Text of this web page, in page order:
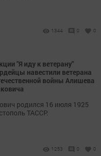
1344 0 0
"Я иду к ветерану"
навестили ветерана
войны Алишева
родился 16 июля 1925
ТАССР.
1253 0 0